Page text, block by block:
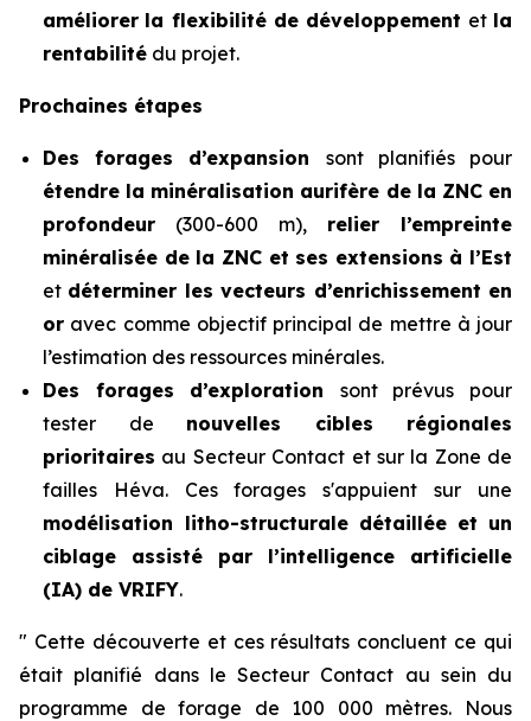
améliorer la flexibilité de développement et la
rentabilité du projet.
Prochaines étapes
Des forages d’expansion sont planifiés pour
étendre la minéralisation aurifère de la ZNC en
profondeur (300-600 m), relier l’empreinte
minéralisée de la ZNC et ses extensions à l’Est
et déterminer les vecteurs d’enrichissement en
or avec comme objectif principal de mettre à jour
l’estimation des ressources minérales.
Des forages d’exploration sont prévus pour
tester de nouvelles cibles régionales
prioritaires au Secteur Contact et sur la Zone de
failles Héva. Ces forages s'appuient sur une
modélisation litho-structurale détaillée et un
ciblage assisté par l’intelligence artificielle
(IA) de VRIFY.
" Cette découverte et ces résultats concluent ce qui
était planifié dans le Secteur Contact au sein du
programme de forage de 100 000 mètres. Nous